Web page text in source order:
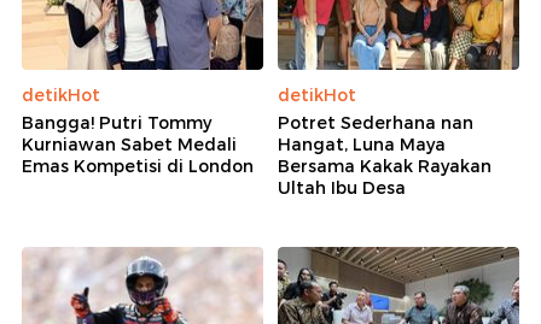
detikHot
Bangga! Putri Tommy
Kurniawan Sabet Medali
Emas Kompetisi di London
detikHot
Potret Sederhana nan
Hangat, Luna Maya
Bersama Kakak Rayakan
Ultah Ibu Desa